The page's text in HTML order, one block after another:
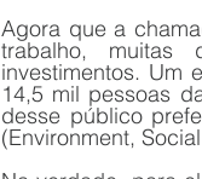
Agora que a
trabalho, muitas
investimentos. Um
14,5 mil pessoas
desse público
(Environment,